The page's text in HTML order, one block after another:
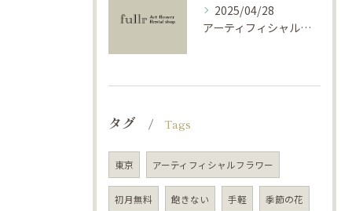
2025/04/28
アーティフィシャルフラワーで学ぶ基礎と活用法
タグ Tags
東京 アーティフィシャルフラワー
初月無料 飽きない 手軽 季節の花